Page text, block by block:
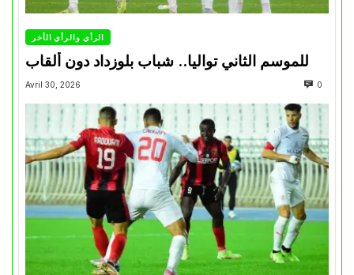
الرأي والرأي الأخر
للموسم الثاني تواليا.. شباب بلوزداد دون ألقاب
Avril 30, 2026 0